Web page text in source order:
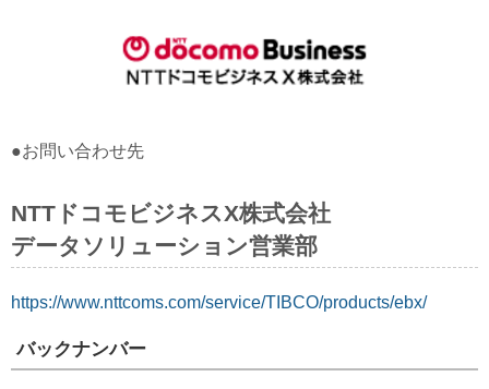
●お問い合わせ先
NTTドコモビジネスX株式会社
データソリューション営業部
https://www.nttcoms.com/service/TIBCO/products/ebx/
バックナンバー